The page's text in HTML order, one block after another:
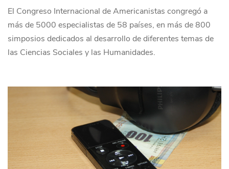
El Congreso Internacional de Americanistas congregó a
más de 5000 especialistas de 58 países, en más de 800
simposios dedicados al desarrollo de diferentes temas de
las Ciencias Sociales y las Humanidades.